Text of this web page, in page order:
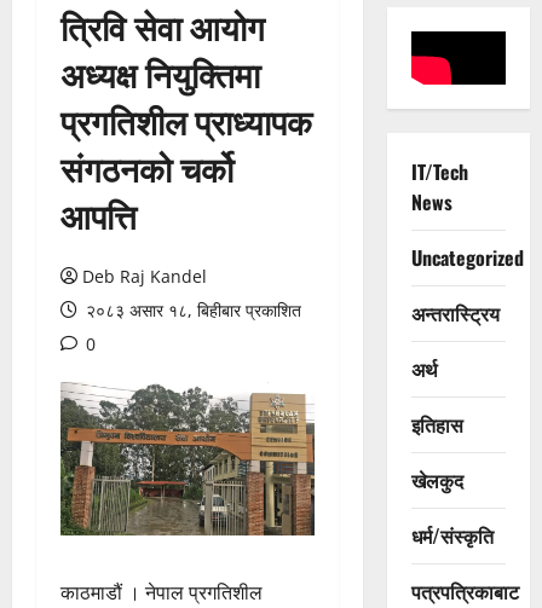
त्रिवि सेवा आयोग
अध्यक्ष नियुक्तिमा
प्रगतिशील प्राध्यापक
संगठनको चर्को
आपत्ति
Deb Raj Kandel
२०८३ असार १८, बिहीबार प्रकाशित
0
काठमाडौं । नेपाल प्रगतिशील
IT/Tech
News
Uncategorized
अन्तरास्ट्रिय
अर्थ
इतिहास
खेलकुद
धर्म/संस्कृति
पत्रपत्रिकाबाट